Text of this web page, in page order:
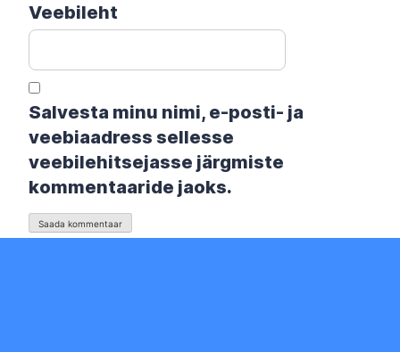
Veebileht
Salvesta minu nimi, e-posti- ja
veebiaadress sellesse
veebilehitsejasse järgmiste
kommentaaride jaoks.